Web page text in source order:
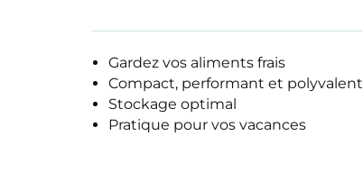
Gardez vos aliments frais
Compact, performant et polyvalent
Stockage optimal
Pratique pour vos vacances